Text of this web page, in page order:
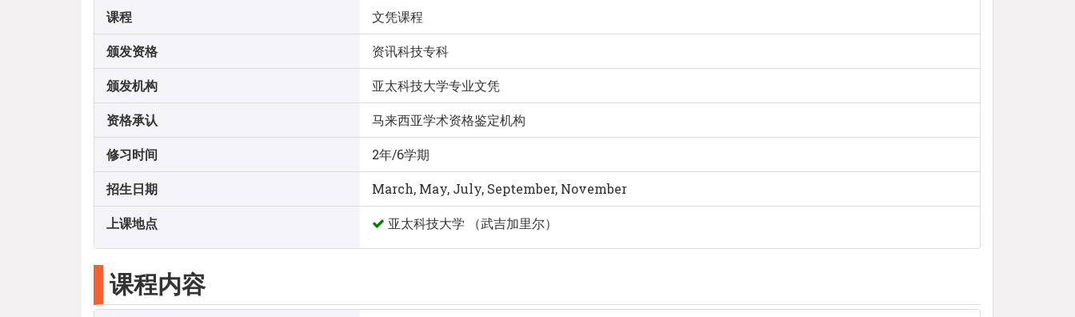
课程 文凭课程
颁发资格 资讯科技专科
颁发机构 亚太科技大学专业文凭
资格承认 马来西亚学术资格鉴定机构
修习时间 2年/6学期
招生日期 March, May, July, September, November
上课地点 亚太科技大学 （武吉加里尔）
课程内容